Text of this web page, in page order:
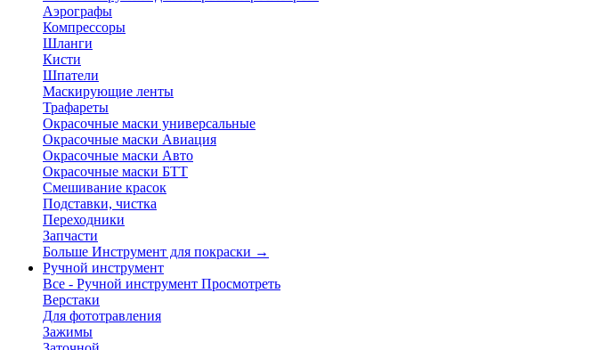
Аэрографы
Компрессоры
Шланги
Кисти
Шпатели
Маскирующие ленты
Трафареты
Окрасочные маски универсальные
Окрасочные маски Авиация
Окрасочные маски Авто
Окрасочные маски БТТ
Смешивание красок
Подставки, чистка
Переходники
Запчасти
Больше Инструмент для покраски →
Ручной инструмент
Все - Ручной инструмент Просмотреть
Верстаки
Для фототравления
Зажимы